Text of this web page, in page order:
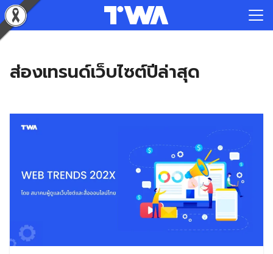
Skip
to
content
Search
ส่องเทรนด์เว็บไซต์ปีล่าสุด